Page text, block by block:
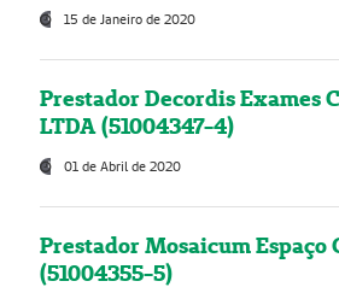
15 de Janeiro de 2020
Prestador Decordis Exames
LTDA (51004347-4)
01 de Abril de 2020
Prestador Mosaicum
(51004355-5)